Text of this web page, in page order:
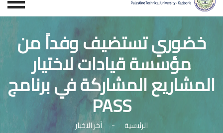
خضوري تستضيف وفداً من
مؤسسة قيادات لاختيار
المشاريع المشاركة في برنامج
PASS
الرئيسية - آخر الاخبار